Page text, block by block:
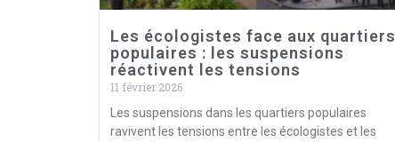
Les écologistes face aux quartiers
populaires : les suspensions
réactivent les tensions
11 février 2026
Les suspensions dans les quartiers populaires
ravivent les tensions entre les écologistes et les